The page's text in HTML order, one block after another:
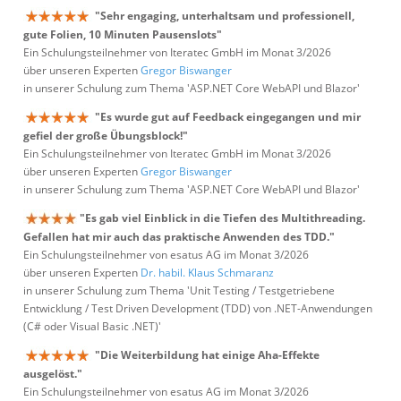
"Sehr engaging, unterhaltsam und professionell,
gute Folien, 10 Minuten Pausenslots"
Ein Schulungsteilnehmer von Iteratec GmbH im Monat 3/2026
über unseren ExpertenGregor Biswanger
in unserer Schulung zum Thema 'ASP.NET Core WebAPI und Blazor'
"Es wurde gut auf Feedback eingegangen und mir
gefiel der große Übungsblock!"
Ein Schulungsteilnehmer von Iteratec GmbH im Monat 3/2026
über unseren ExpertenGregor Biswanger
in unserer Schulung zum Thema 'ASP.NET Core WebAPI und Blazor'
"Es gab viel Einblick in die Tiefen des Multithreading.
Gefallen hat mir auch das praktische Anwenden des TDD."
Ein Schulungsteilnehmer von esatus AG im Monat 3/2026
über unseren Experten Dr. habil. Klaus Schmaranz
in unserer Schulung zum Thema 'Unit Testing / Testgetriebene
Entwicklung / Test Driven Development (TDD) von .NET-Anwendungen
(C# oder Visual Basic .NET)'
"Die Weiterbildung hat einige Aha-Effekte
ausgelöst."
Ein Schulungsteilnehmer von esatus AG im Monat 3/2026